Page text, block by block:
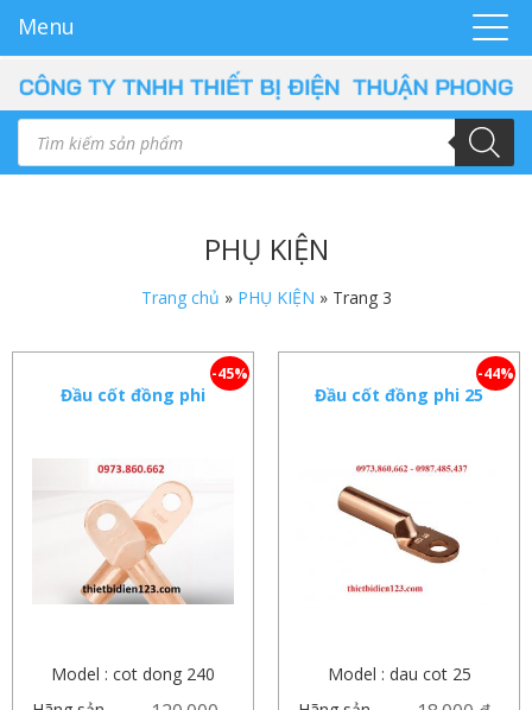
Menu
PHỤ KIỆN
Trang chủ » PHỤ KIỆN » Trang 3
Đầu cốt đồng phi
Model : cot dong 240
-45%
Đầu cốt đồng phi 25
Model : dau cot 25
-44%